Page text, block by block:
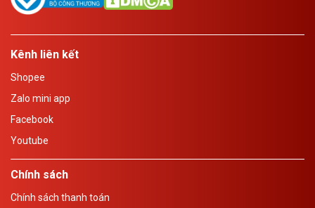
Kênh liên kết
Shopee
Zalo mini app
Facebook
Youtube
Chính sách
Chính sách thanh toán